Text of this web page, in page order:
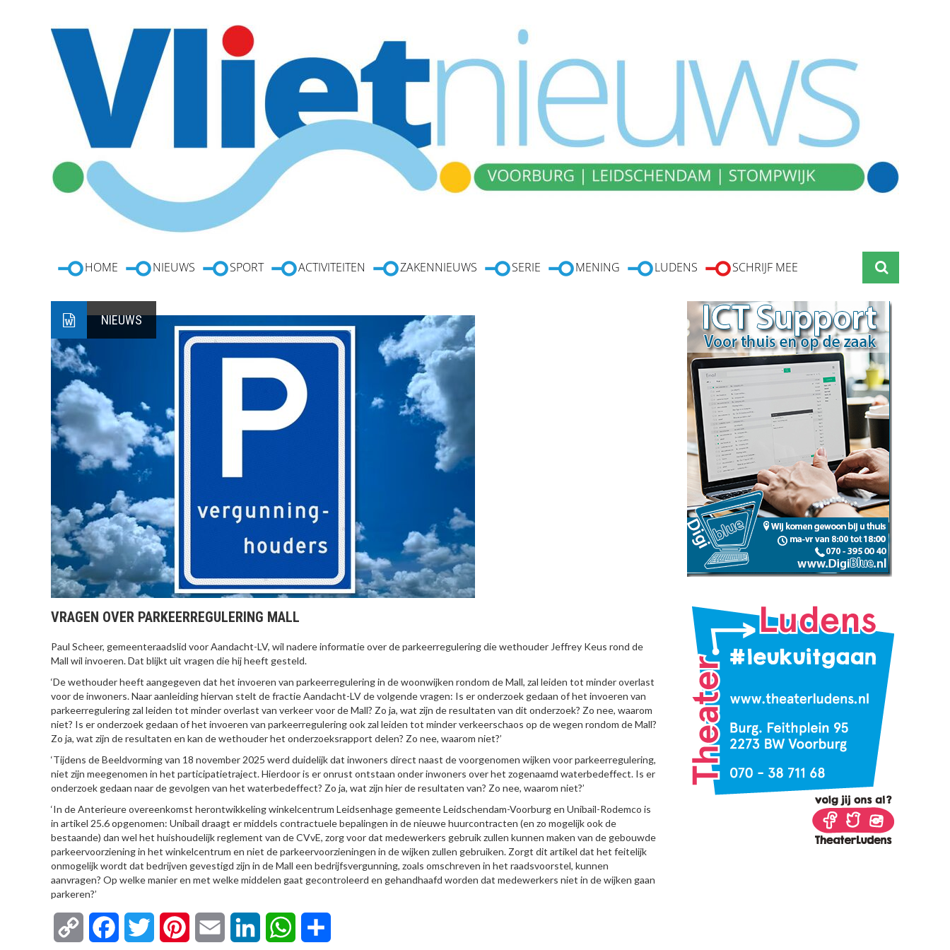
HOME NIEUWS SPORT ACTIVITEITEN ZAKENNIEUWS SERIE MENING LUDENS SCHRIJF MEE
NIEUWS
VRAGEN OVER PARKEERREGULERING MALL
Paul Scheer, gemeenteraadslid voor Aandacht-LV, wil nadere informatie over de parkeerregulering die wethouder Jeffrey Keus rond de
Mall wil invoeren. Dat blijkt uit vragen die hij heeft gesteld.
‘De wethouder heeft aangegeven dat het invoeren van parkeerregulering in de woonwijken rondom de Mall, zal leiden tot minder overlast
voor de inwoners. Naar aanleiding hiervan stelt de fractie Aandacht-LV de volgende vragen: Is er onderzoek gedaan of het invoeren van
parkeerregulering zal leiden tot minder overlast van verkeer voor de Mall? Zo ja, wat zijn de resultaten van dit onderzoek? Zo nee, waarom
niet? Is er onderzoek gedaan of het invoeren van parkeerregulering ook zal leiden tot minder verkeerschaos op de wegen rondom de Mall?
Zo ja, wat zijn de resultaten en kan de wethouder het onderzoeksrapport delen? Zo nee, waarom niet?’
‘Tijdens de Beeldvorming van 18 november 2025 werd duidelijk dat inwoners direct naast de voorgenomen wijken voor parkeerregulering,
niet zijn meegenomen in het participatietraject. Hierdoor is er onrust ontstaan onder inwoners over het zogenaamd waterbedeffect. Is er
onderzoek gedaan naar de gevolgen van het waterbedeffect? Zo ja, wat zijn hier de resultaten van? Zo nee, waarom niet?’
‘In de Anterieure overeenkomst herontwikkeling winkelcentrum Leidsenhage gemeente Leidschendam-Voorburg en Unibail-Rodemco is
in artikel 25.6 opgenomen: Unibail draagt er middels contractuele bepalingen in de nieuwe huurcontracten (en zo mogelijk ook de
bestaande) dan wel het huishoudelijk reglement van de CVvE, zorg voor dat medewerkers gebruik zullen kunnen maken van de gebouwde
parkeervoorziening in het winkelcentrum en niet de parkeervoorzieningen in de wijken zullen gebruiken. Zorgt dit artikel dat het feitelijk
onmogelijk wordt dat bedrijven gevestigd zijn in de Mall een bedrijfsvergunning, zoals omschreven in het raadsvoorstel, kunnen
aanvragen? Op welke manier en met welke middelen gaat gecontroleerd en gehandhaafd worden dat medewerkers niet in de wijken gaan
parkeren?’
Copy FacebookTwitter Pinterest Email LinkedIn WhatsApp